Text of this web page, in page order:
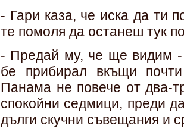
- Гари каза, че иска да ти
те помоля да останеш тук
- Предай му, че ще видим -
бе прибирал вкъщи
Панама не повече от два-
спокойни седмици, преди
дълги скучни съвещания и